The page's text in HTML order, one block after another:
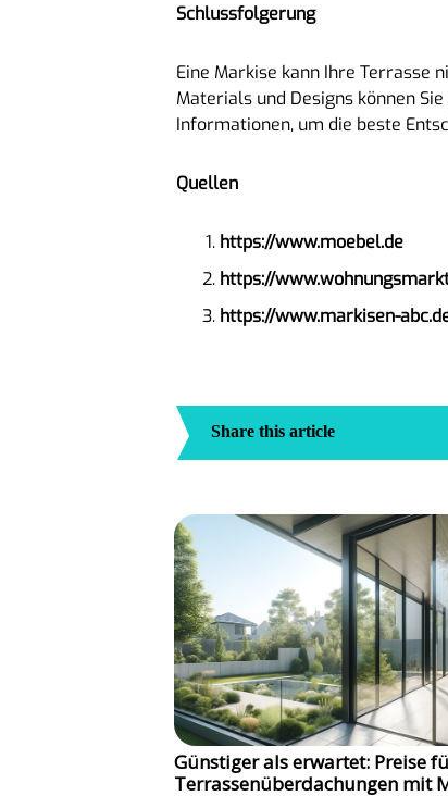
Schlussfolgerung
Eine Markise kann Ihre Terrasse
Materials und Designs können
Informationen, um die beste
Quellen
https://www.moebel.de
https://
https://www.markisen-
Share this article
Günstiger als erwartet: Preise
Terrassenüberdachungen mit